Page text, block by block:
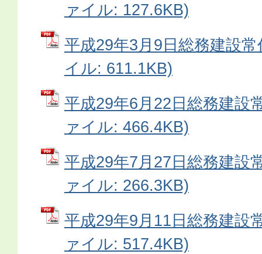
ァイル: 127.6KB)
平成29年3月9日総務建設
イル: 611.1KB)
平成29年6月22日総務建設
ァイル: 466.4KB)
平成29年7月27日総務建設
ァイル: 266.3KB)
平成29年9月11日総務建設
ァイル: 517.4KB)